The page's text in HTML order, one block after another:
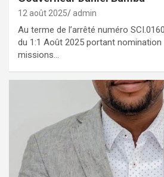
12 août 2025 admin
Au terme de l’arrêté numéro
du 1:1 Août 2025 portant nomination
missions…